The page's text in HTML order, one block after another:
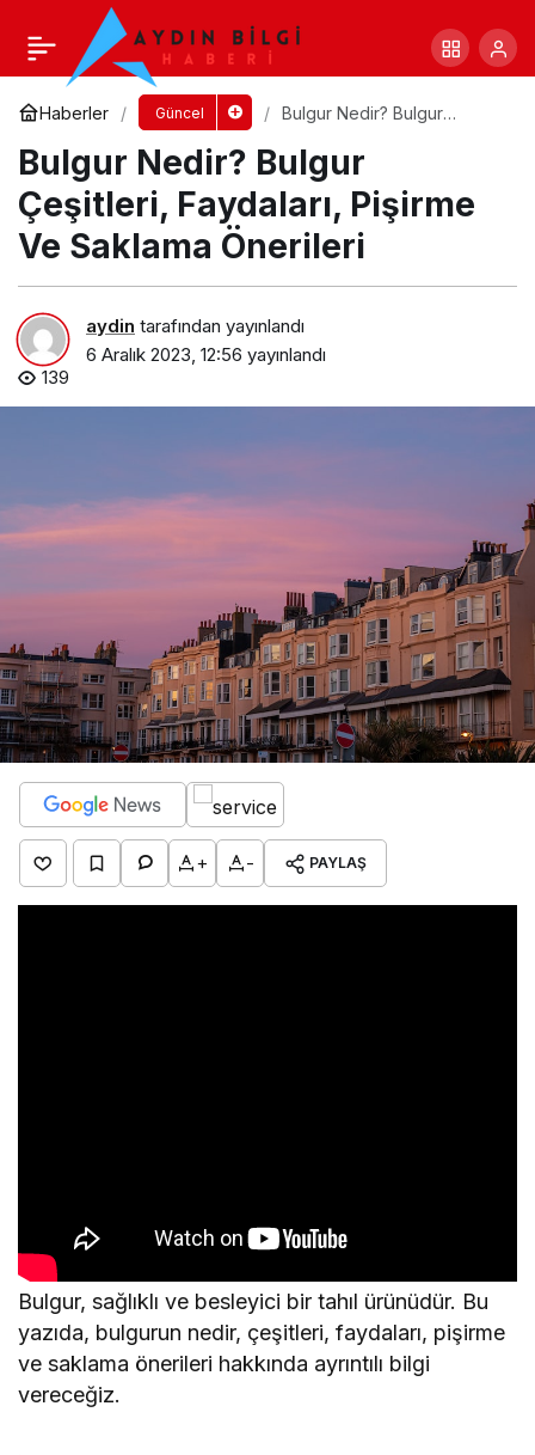
Haberler Güncel
Bulgur Nedir? Bulgur
Ve Saklama Önerileri
Bulgur Nedir? Bulgur
Çeşitleri, Faydaları, Pişirme
Ve Saklama Önerileri
aydin tarafından yayınlandı
6 Aralık 2023, 12:56 yayınlandı
139
+ - PAYLAŞ
Bulgur, sağlıklı ve besleyici bir tahıl ürünüdür. Bu
yazıda, bulgurun nedir, çeşitleri, faydaları, pişirme
ve saklama önerileri hakkında ayrıntılı bilgi
vereceğiz.
Paketlerinizi Güvenli Biçimde Kargolama
Önerileri Paylaş